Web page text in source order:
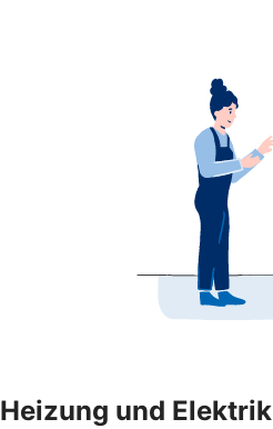
Heizung und Elektrik